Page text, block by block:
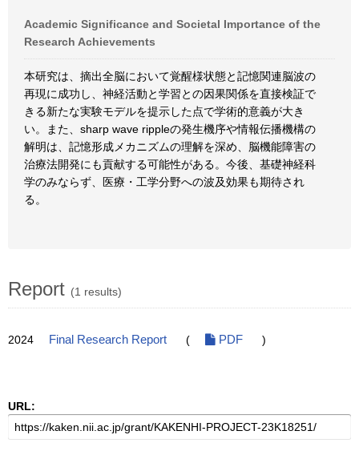
Academic Significance and Societal Importance of the
Research Achievements
本研究は、摘出全脳において覚醒様状態と記憶関連脳波の
再現に成功し、神経活動と学習との因果関係を直接検証で
きる新たな実験モデルを提示した点で学術的意義が大き
い。また、sharp wave rippleの発生機序や情報伝播機構の
解明は、記憶形成メカニズムの理解を深め、脳機能障害の
治療法開発にも貢献する可能性がある。今後、基礎神経科
学のみならず、医療・工学分野への波及効果も期待され
る。
Report (1 results)
2024 Final Research Report ( PDF )
URL: